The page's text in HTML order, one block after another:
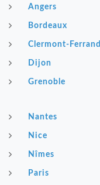
Angers
Bordeaux
Clermont-Ferrand
Dijon
Grenoble
Nantes
Nice
Nîmes
Paris